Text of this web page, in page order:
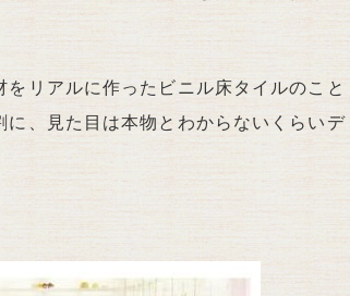
リアルに作ったビニル床タイルのこと
、見た目は本物とわからないくらいデ